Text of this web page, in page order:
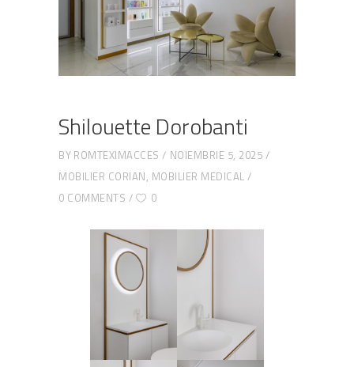
Shilouette Dorobanti
BY ROMTEXIMACCES
NOIEMBRIE 5, 2025
MOBILIER CORIAN, MOBILIER MEDICAL
0 COMMENTS
0